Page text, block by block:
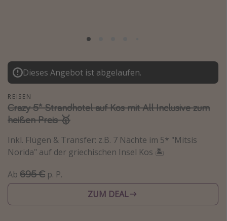
Kefalonia Urlaub
Krabi Urlaub
Tulum Urlaub
Sri Lanka Rundreise
Japan Rundreise
Reisethemen
Alle Reisethemen
Disneyland Paris
Dieses Angebot ist abgelaufen.
REISEN
Crazy 5* Strandhotel auf Kos mit All Inclusive zum
heißen Preis 🥇
Inkl. Flügen & Transfer: z.B. 7 Nächte im 5* "Mitsis
Norida" auf der griechischen Insel Kos 🏝️
Ab 695 € p. P.
ZUM DEAL